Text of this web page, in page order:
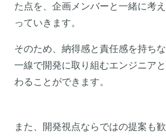
た点を、企画メンバーと一緒に考
っていきます。
そのため、納得感と責任感を持ち
一線で開発に取り組むエンジニア
わることができます。
また、開発視点ならではの提案も歓